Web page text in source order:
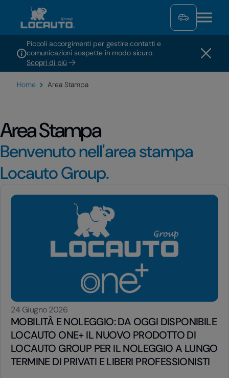
Piccoli accorgimenti per gestire contatti e
comunicazioni sospette in modo sicuro.
Scopri di più
Home Area Stampa
Area Stampa
Benvenuto nell'area stampa
Locauto Group.
24 Giugno 2026
MOBILITÀ E NOLEGGIO: DA OGGI DISPONIBILE
LOCAUTO ONE+ IL NUOVO PRODOTTO DI
LOCAUTO GROUP PER IL NOLEGGIO A LUNGO
TERMINE DI PRIVATI E LIBERI PROFESSIONISTI